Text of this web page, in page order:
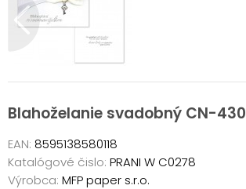
Blahoželanie svadobný CN-430
EAN: 8595138580118
Katalógové čislo: PRANI W C0278
Výrobca: MFP paper s.r.o.